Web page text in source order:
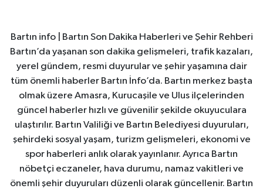
Bartın info | Bartın Son Dakika Haberleri ve Şehir Rehberi
Bartın’da yaşanan son dakika gelişmeleri, trafik kazaları,
yerel gündem, resmi duyurular ve şehir yaşamına dair
tüm önemli haberler Bartın İnfo’da. Bartın merkez başta
olmak üzere Amasra, Kurucaşile ve Ulus ilçelerinden
güncel haberler hızlı ve güvenilir şekilde okuyuculara
ulaştırılır. Bartın Valiliği ve Bartın Belediyesi duyuruları,
şehirdeki sosyal yaşam, turizm gelişmeleri, ekonomi ve
spor haberleri anlık olarak yayınlanır. Ayrıca Bartın
nöbetçi eczaneler, hava durumu, namaz vakitleri ve
önemli şehir duyuruları düzenli olarak güncellenir. Bartın